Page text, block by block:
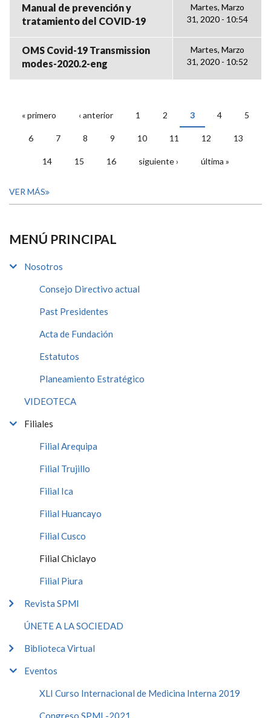
Manual de prevención y
tratamiento del COVID-19
Martes, Marzo
31, 2020 - 10:54
OMS Covid-19 Transmission
modes-2020.2-eng
Martes, Marzo
31, 2020 - 10:52
PÁGINAS
« primero ‹ anterior 1 2 3 4 5
6 7 8 9 10 11 12 13
14 15 16 siguiente › última »
VER MÁS
MENÚ PRINCIPAL
Nosotros
Consejo Directivo actual
Past Presidentes
Acta de Fundación
Estatutos
Planeamiento Estratégico
VIDEOTECA
Filiales
Filial Arequipa
Filial Trujillo
Filial Ica
Filial Huancayo
Filial Cusco
Filial Chiclayo
Filial Piura
Revista SPMI
ÚNETE A LA SOCIEDAD
Biblioteca Virtual
Eventos
XLI Curso Internacional de Medicina Interna 2019
Congreso SPMI -2021